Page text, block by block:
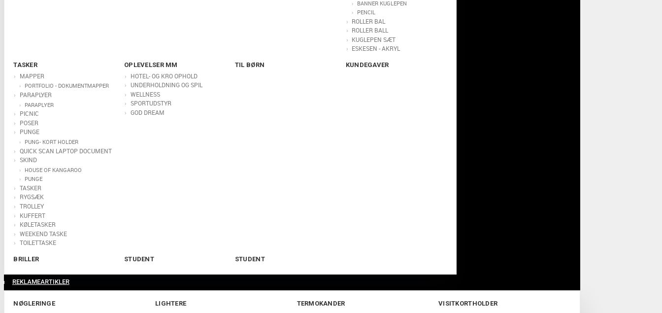
BANNER KUGLEPEN
PENCIL
ROLLER BAL
ROLLER BALL
KUGLEPEN SÆT
ESKESEN - AKRYL
TASKER
MAPPER
PORTFOLIO - DOKUMENTMAPPER
PARAPLYER
PARAPLYER
PICNIC
POSER
PUNGE
PUNG- KORT HOLDER
QUICK SCAN LAPTOP DOCUMENT
SKIND
HOUSE OF KANGAROO
PUNGE
TASKER
RYGSÆK
TROLLEY
KUFFERT
KØLETASKER
WEEKEND TASKE
TOILETTASKE
OPLEVELSER MM
HOTEL- OG KRO OPHOLD
UNDERHOLDNING OG SPIL
WELLNESS
SPORTUDSTYR
GOD DREAM
TIL BØRN KUNDEGAVER
BRILLER STUDENT STUDENT
REKLAMEARTIKLER
NØGLERINGE LIGHTERE TERMOKANDER VISITKORTHOLDER